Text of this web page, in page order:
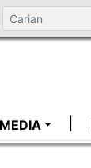
MEDIA